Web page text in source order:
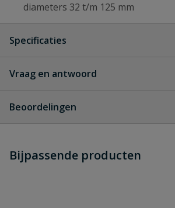
diameters 32 t/m 125 mm
Specificaties
Draadaansluiting M7
Geschikt voor
wand- en
Vraag en antwoord
dit product?
Beoordelingen
Schrijf zelf een beoordeling
Bijpassende producten